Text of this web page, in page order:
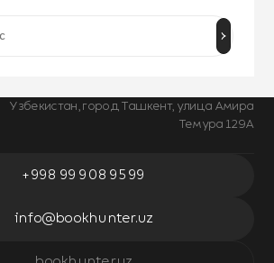
Узбекистан, город Ташкент, улица Амира
Темура 129А
+998 99 908 95 99
info@bookhunter.uz